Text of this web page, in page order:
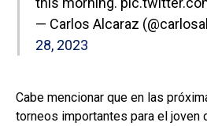
— Carlos Alcaraz
28, 2023
Cabe mencionar que en las
torneos importantes para el joven